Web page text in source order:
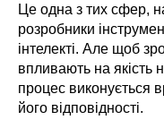
Це одна з тих сфер,
розробники
інтелекті. Але щоб
впливають на якість
процес виконується
його відповідності.